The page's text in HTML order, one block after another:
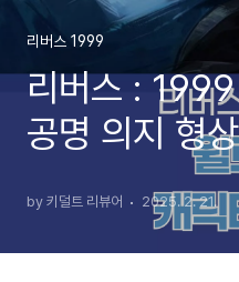
리버스 1999
리버스 :
공명 의지 형
공략 (2025
by 키덜트 리뷰어 2025. 2. 21.